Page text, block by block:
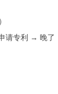
请专利 → 晚了